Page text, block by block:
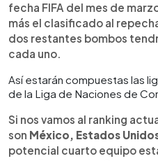
fecha FIFA del mes de
más el clasificado al
dos restantes bombos
cada uno.
Así estarán compuestas las
de la Liga de Naciones de
Si nos vamos al ranking
son México, Estados
potencial cuarto equipo